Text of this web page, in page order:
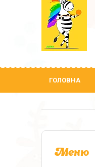
ГОЛОВНА